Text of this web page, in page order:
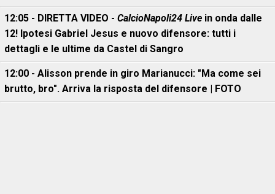
12:05 - DIRETTA VIDEO - CalcioNapoli24 Live in onda dalle
12! Ipotesi Gabriel Jesus e nuovo difensore: tutti i
dettagli e le ultime da Castel di Sangro
12:00 - Alisson prende in giro Marianucci: "Ma come sei
brutto, bro". Arriva la risposta del difensore | FOTO